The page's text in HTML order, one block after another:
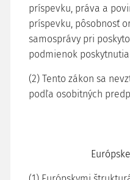
príspevku, práva a
príspevku, pôsobnosť
samosprávy pri
podmienok
(2) Tento zákon sa
podľa osobitných